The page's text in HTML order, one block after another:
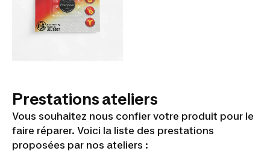
Prestations ateliers
Vous souhaitez nous confier votre produit pour le
faire réparer. Voici la liste des prestations
proposées par nos ateliers :